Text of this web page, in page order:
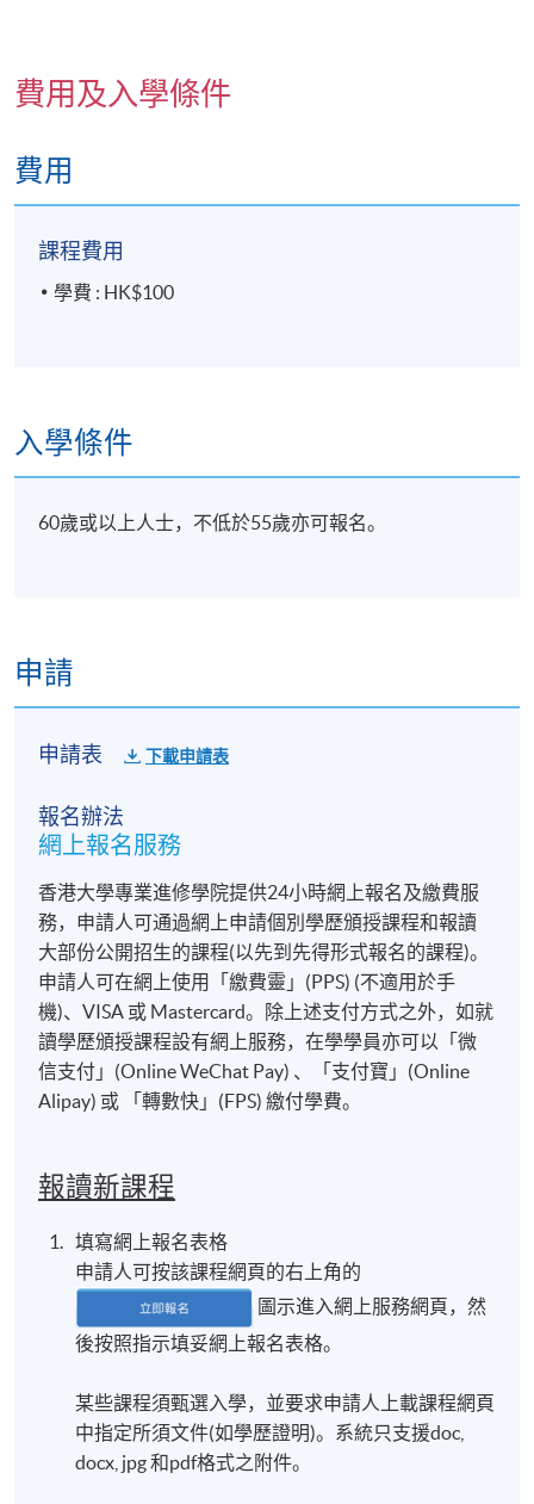
費用及入學條件
費用
課程費用
學費 : HK$100
入學條件
60歲或以上人士，不低於55歲亦可報名。
申請
申請表 下載申請表
報名辦法
網上報名服務
香港大學專業進修學院提供24小時網上報名及繳費服
務，申請人可通過網上申請個別學歷頒授課程和報讀
大部份公開招生的課程(以先到先得形式報名的課程)。
申請人可在網上使用「繳費靈」(PPS) (不適用於手
機)、VISA 或 Mastercard。除上述支付方式之外，如就
讀學歷頒授課程設有網上服務，在學學員亦可以「微
信支付」(Online WeChat Pay) 、「支付寶」(Online
Alipay) 或 「轉數快」(FPS) 繳付學費。
報讀新課程
填寫網上報名表格
申請人可按該課程網頁的右上角的
圖示進入網上服務網頁，然
後按照指示填妥網上報名表格。
某些課程須甄選入學，並要求申請人上載課程網頁
中指定所須文件(如學歷證明)。系統只支援doc,
docx, jpg 和pdf格式之附件。